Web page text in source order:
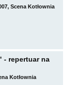
Scena Kotłownia
- repertuar na
Kotłownia